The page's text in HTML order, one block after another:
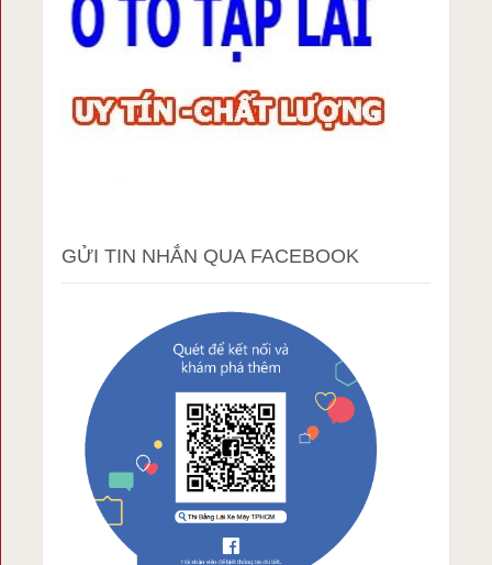
GỬI TIN NHẮN QUA FACEBOOK